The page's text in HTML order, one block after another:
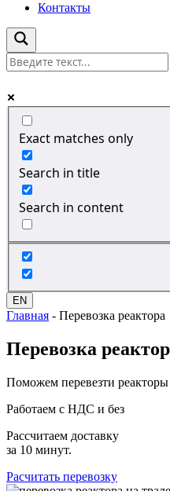
Контакты
Exact matches only
Search in title
Search in content
EN
Главная - Перевозка реактора
Перевозка
Поможем перевезти
Работаем с НДС и без
Рассчитаем доставку
за 10 минут.
Расчитать перевозку